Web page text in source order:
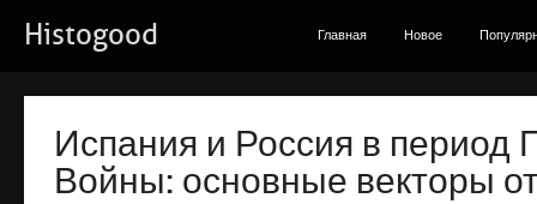
Histogood Главная Новое
Испания и Россия в период
Войны: основные векторы